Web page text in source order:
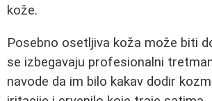
kože.
Posebno osetljiva koža može biti
se izbegavaju profesionalni
navode da im bilo kakav dodir